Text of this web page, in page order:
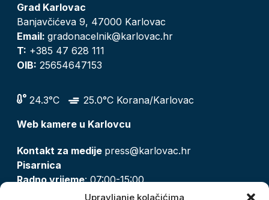
Upravljanje kolačićima
Grad Karlovac
Banjavčićeva 9, 47000 Karlovac
Email: gradonacelnik@karlovac.hr
T: +385 47 628 111
OIB: 25654647153
24.3°C
25.0°C Korana/Karlovac
Web kamere u Karlovcu
Kontakt za medije press@karlovac.hr
Pisarnica
Radno vrijeme: 07:00-15:00
pisarnica@karlovac.hr